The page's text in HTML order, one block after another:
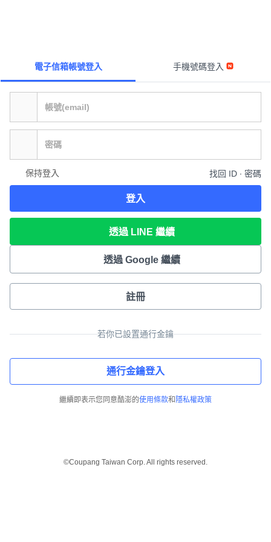
電子信箱帳號登入 手機號碼登入
保持登入 找回 ID ∙ 密碼
登入
透過 LINE 繼續
透過 Google 繼續
註冊
若你已設置通行金鑰
通行金鑰登入
繼續即表示您同意酷澎的使用條款和 隱私權政策
©Coupang Taiwan Corp. All rights reserved.